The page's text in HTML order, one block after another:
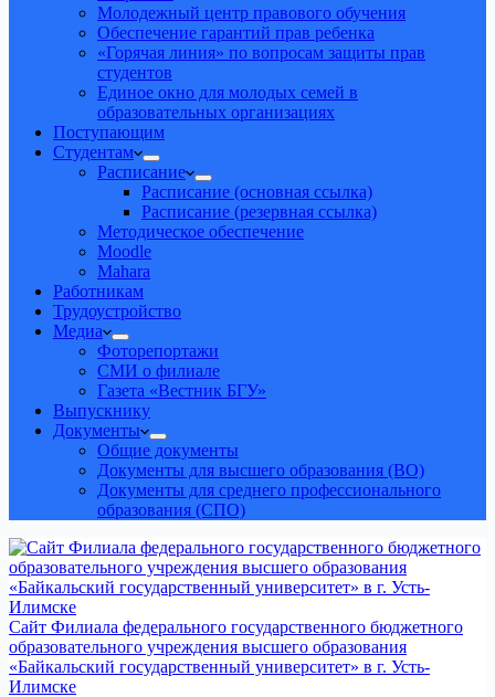
Молодежный центр правового обучения
Обеспечение гарантий прав ребенка
«Горячая линия» по вопросам защиты прав
студентов
Единое окно для молодых семей в
образовательных организациях
Поступающим
Студентам
Расписание
Расписание (основная ссылка)
Расписание (резервная ссылка)
Методическое обеспечение
Moodle
Mahara
Работникам
Трудоустройство
Медиа
Фоторепортажи
СМИ о филиале
Газета «Вестник БГУ»
Выпускнику
Документы
Общие документы
Документы для высшего образования (ВО)
Документы для среднего профессионального
образования (СПО)
Сайт Филиала федерального государственного бюджетного
образовательного учреждения высшего образования
«Байкальский государственный университет» в г. Усть-
Илимске